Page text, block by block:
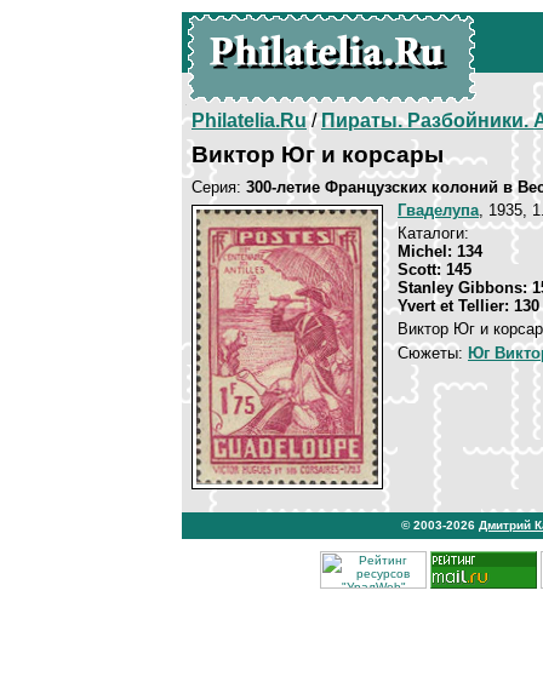
Philatelia.Ru/Пираты. Разбойники.
Виктор Юг и корсары
Серия: 300-летие Французских колоний в
Гваделупа, 1935,
Каталоги:
Michel: 134
Scott: 145
Stanley Gibbons:
Yvert et Tellier: 130
Виктор Юг и
Сюжеты: Юг
© 2003-2026 Дмитрий